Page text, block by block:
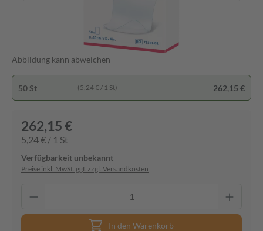
Abbildung kann abweichen
50 St (5,24 € / 1 St) 262,15 €
262,15 €
5,24 € / 1 St
Verfügbarkeit unbekannt
Preise inkl. MwSt. ggf. zzgl. Versandkosten
In den Warenkorb